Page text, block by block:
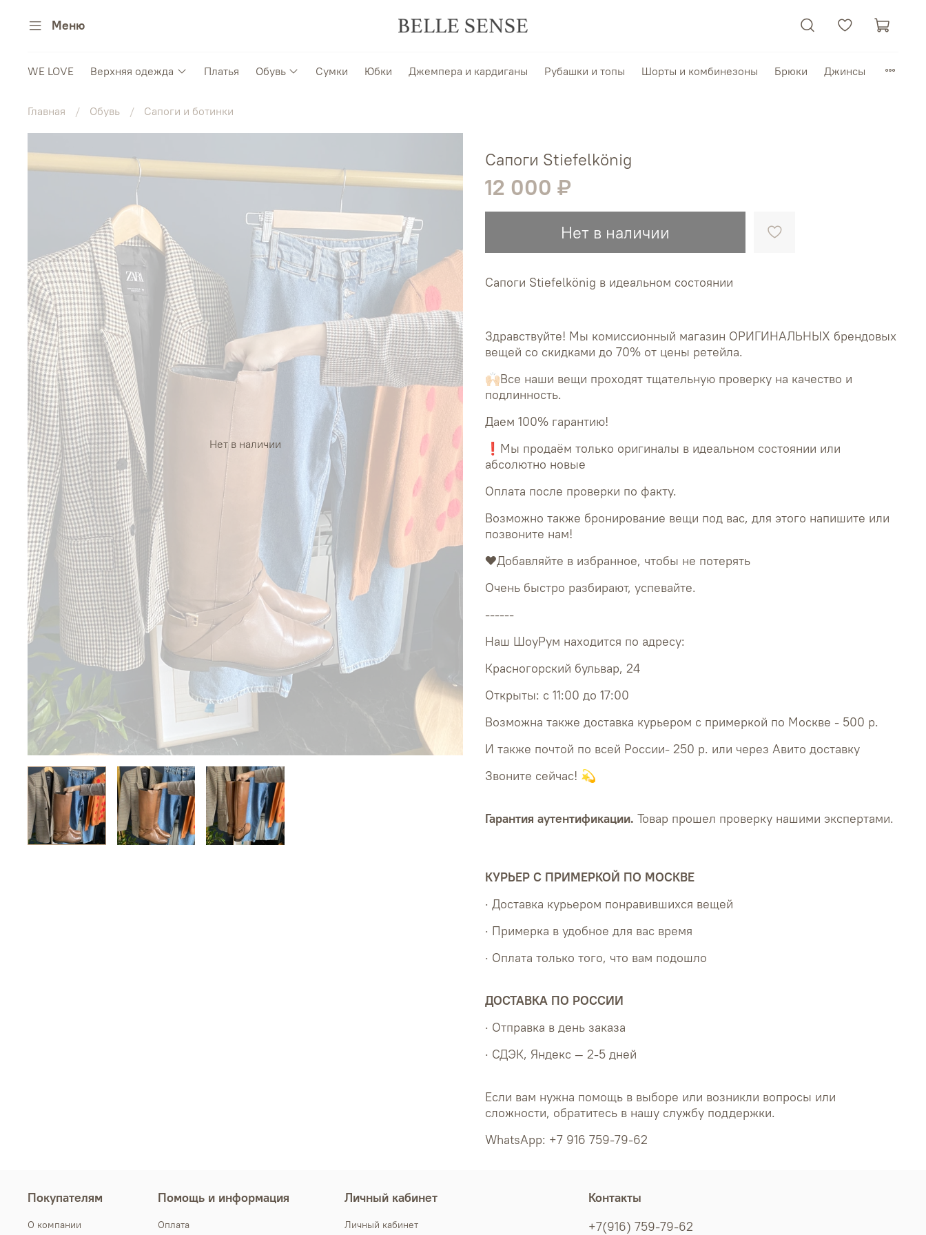
Меню
WE LOVE Верхняя одежда Платья Обувь Сумки Юбки Джемпера и кардиганы Рубашки и топы Шорты и комбинезоны Брюки Джинсы
Главная Обувь Сапоги и ботинки
Нет в наличии
Сапоги Stiefelkönig
12 000 ₽
Нет в наличии
Сапоги Stiefelkönig в идеальном состоянии
Здравствуйте! Мы комиссионный магазин ОРИГИНАЛЬНЫХ брендовых
вещей со скидками до 70% от цены ретейла.
🙌🏻Все наши вещи проходят тщательную проверку на качество и
подлинность.
Даем 100% гарантию!
❗Мы продаём только оригиналы в идеальном состоянии или
абсолютно новые
Оплата после проверки по факту.
Возможно также бронирование вещи под вас, для этого напишите или
позвоните нам!
❤Добавляйте в избранное, чтобы не потерять
Очень быстро разбирают, успевайте.
------
Наш ШоуРум находится по адресу:
Красногорский бульвар, 24
Открыты: с 11:00 до 17:00
Возможна также доставка курьером с примеркой по Москве - 500 р.
И также почтой по всей России- 250 р. или через Авито доставку
Звоните сейчас! 💫
Гарантия аутентификации. Товар прошел проверку нашими экспертами.
КУРЬЕР С ПРИМЕРКОЙ ПО МОСКВЕ
· Доставка курьером понравившихся вещей
· Примерка в удобное для вас время
· Оплата только того, что вам подошло
ДОСТАВКА ПО РОССИИ
· Отправка в день заказа
· СДЭК, Яндекс — 2-5 дней
Если вам нужна помощь в выборе или возникли вопросы или
сложности, обратитесь в нашу службу поддержки.
WhatsApp: +7 916 759-79-62
Покупателям
О компании
Помощь и информация
Оплата
Личный кабинет
Личный кабинет
Контакты
+7(916) 759-79-62